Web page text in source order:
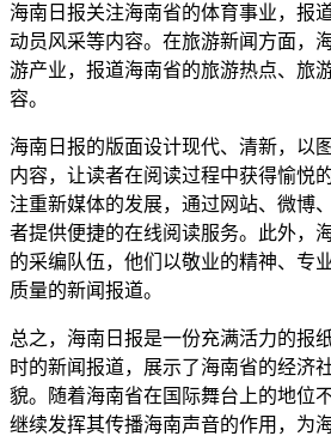
海南日报关注海南省的体育事业，报
动员风采等内容。在旅游新闻方面，
游产业，报道海南省的旅游热点、旅
容。
海南日报的版面设计现代、清新，以
内容，让读者在阅读过程中获得愉悦
注重新媒体的发展，通过网站、微博
者提供便捷的在线阅读服务。此外，
的采编队伍，他们以敬业的精神、专
质量的新闻报道。
总之，海南日报是一份充满活力的报
时的新闻报道，展示了海南省的经济
貌。随着海南省在国际舞台上的地位
继续发挥其传播海南声音的作用，为